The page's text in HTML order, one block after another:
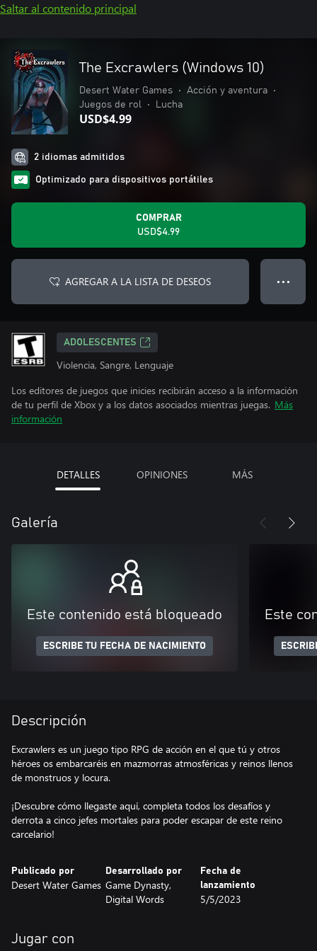
Saltar al contenido principal
The Excrawlers (Windows 10)
Desert Water Games • Acción y aventura
•
Juegos de rol
• Lucha
USD$4.99
2 idiomas admitidos
Optimizado para dispositivos portátiles
COMPRAR
USD$4.99
AGREGAR A LA LISTA DE DESEOS ● ● ●
ADOLESCENTES
Violencia, Sangre, Lenguaje
Los editores de juegos que inicies recibirán acceso a la información
de tu perfil de Xbox y a los datos asociados mientras juegas. Más
información
DETALLES OPINIONES MÁS
Galería
Este contenido está bloqueado
ESCRIBE TU FECHA DE NACIMIENTO
Este
Descripción
Excrawlers es un juego tipo RPG de acción en el que tú y otros
héroes os embarcaréis en mazmorras atmosféricas y reinos llenos
de monstruos y locura.
¡Descubre cómo llegaste aquí, completa todos los desafíos y
derrota a cinco jefes mortales para poder escapar de este reino
carcelario!
Publicado por
Desert Water Games
Desarrollado por
Game Dynasty,
Digital Words
Fecha de
lanzamiento
5/5/2023
Jugar con